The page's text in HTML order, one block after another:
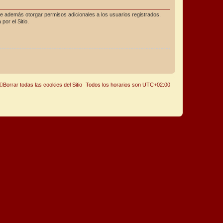
otorgar permisos adicionales a los usuarios registrados.
el Sitio.
Todos los horarios son UTC+02:00
Borrar todas las cookies del Sitio